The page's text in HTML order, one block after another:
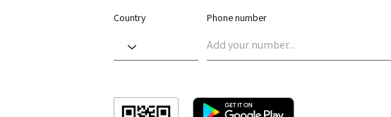
Country Phone number